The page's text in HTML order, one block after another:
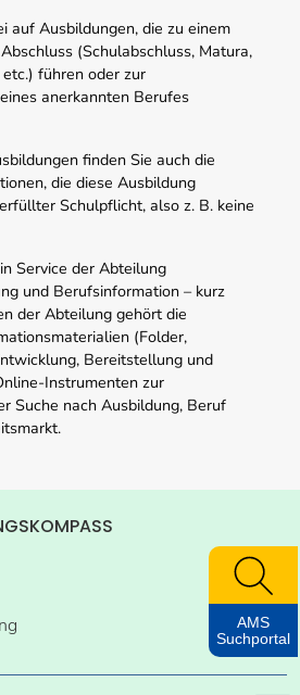
auf Ausbildungen, die zu einem
(Schulabschluss, Matura,
führen oder zur
anerkannten Berufes
finden Sie auch die
die diese Ausbildung
Schulpflicht, also z. B. keine
Service der Abteilung
und Berufsinformation – kurz
der Abteilung gehört die
(Folder,
Bereitstellung und
Instrumenten zur
Suche nach Ausbildung, Beruf
AMS
Suchportal